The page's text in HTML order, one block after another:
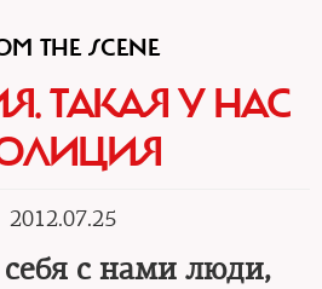
THE SCENE
ТАКАЯ У НАС
2012.07.25
себя с нами люди,